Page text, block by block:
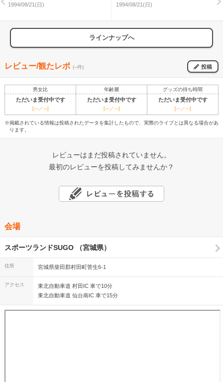
1994/08/21(日) 1994/08/21(日)
ラインナップへ
レビュー/観たレポ (--件) 投稿
男女比 年齢層 グッズの待ち時間
ただいま受付中です ただいま受付中です ただいま受付中です
[---／---] [---／---] [---／---]
※掲載されている情報は投稿されたデータを集計したもので、実際のライブとは異なる場合があ
ります。
レビューはまだ投稿されていません。
最初のレビューを投稿してみませんか？
会場
スポーツランドSUGO （宮城県）
住所 宮城県柴田郡村田町菅生6-1
アクセス
東北自動車道 村田IC 車で10分
東北自動車道 仙台南IC 車で15分